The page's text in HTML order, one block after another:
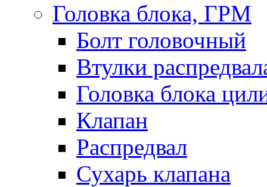
Головка блока, ГРМ
Болт головочный
Втулки
Головка блока
Клапан
Распредвал
Сухарь клапана